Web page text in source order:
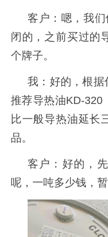
客户：嗯，我
闭的，之前买过的
个牌子。
我：好的，根据
推荐导热油KD-320
比一般导热油延长
品。
客户：好的，
呢，一吨多少钱，